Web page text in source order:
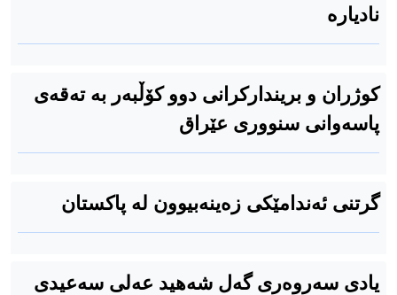
نادیارە
كوژران و بریندارکرانی دوو کۆڵبەر بە تەقەی
پاسەوانی سنووری عێراق
گرتنی ئەندامێکی زەینەبیوون لە پاكستان
یادی سەروەری گەل شەهید عەلی سەعیدی